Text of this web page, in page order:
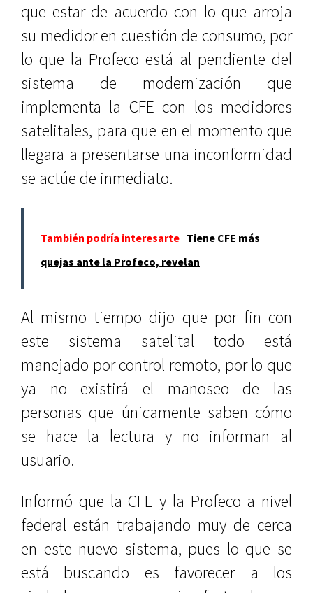
que estar de acuerdo con lo que arroja
su medidor en cuestión de consumo, por
lo que la Profeco está al pendiente del
sistema de modernización que
implementa la CFE con los medidores
satelitales, para que en el momento que
llegara a presentarse una inconformidad
se actúe de inmediato.
También podría interesarte Tiene CFE más
quejas ante la Profeco, revelan
Al mismo tiempo dijo que por fin con
este sistema satelital todo está
manejado por control remoto, por lo que
ya no existirá el manoseo de las
personas que únicamente saben cómo
se hace la lectura y no informan al
usuario.
Informó que la CFE y la Profeco a nivel
federal están trabajando muy de cerca
en este nuevo sistema, pues lo que se
está buscando es favorecer a los